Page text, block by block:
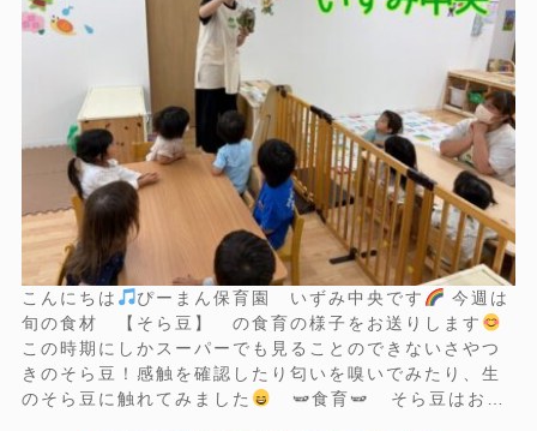
こんにちは ぴーまん保育園 いずみ中央です
今週は
旬の食材 【そら豆】 の食育の様子をお送りします
この時期にしかスーパーでも見ることのできないさやつ
きのそら豆！感触を確認したり匂いを嗅いでみたり、生
のそら豆に触れてみました
🫛食育🫛 そら豆はお空